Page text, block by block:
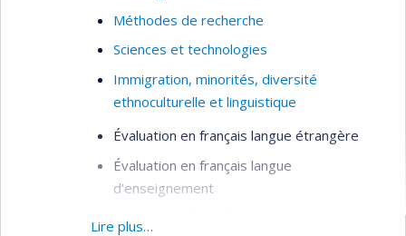
Méthodes de recherche
Sciences et technologies
Immigration, minorités, diversité
ethnoculturelle et linguistique
Évaluation en français langue étrangère
Évaluation en français langue
d’enseignement
Mesure et docimologie
Lire plus…